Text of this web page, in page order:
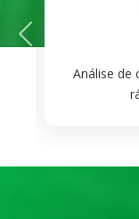
Previous
Análise de